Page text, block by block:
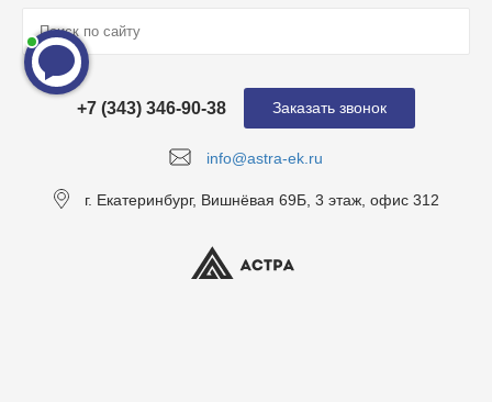
info@astra-ek.ru
+7 (343) 346-90-38
г. Екатеринбург, Вишнёвая 69Б, 3 этаж, офис 312
Заказать звонок